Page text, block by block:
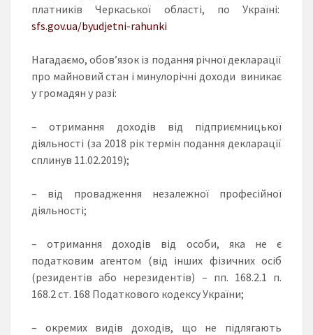
платників Черкаської області, по Україні:
sfs.gov.ua/byudjetni-rahunki
Нагадаємо, обов’язок із подання річної декларації
про майновий стан і минулорічні доходи виникає
у громадян у разі:
– отримання доходів від підприємницької
діяльності (за 2018 рік термін подання декларації
сплинув 11.02.2019);
– від провадження незалежної професійної
діяльності;
– отримання доходів від особи, яка не є
податковим агентом (від інших фізичних осіб
(резидентів або нерезидентів) – пп. 168.2.1 п.
168.2 ст. 168 Податкового кодексу України;
– окремих видів доходів, що не підлягають